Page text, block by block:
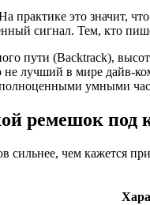
практике это значит,
сигнал. Тем, кто
пути (Backtrack),
не лучший в мире
полноценными умными
ремешок под
сильнее, чем кажется